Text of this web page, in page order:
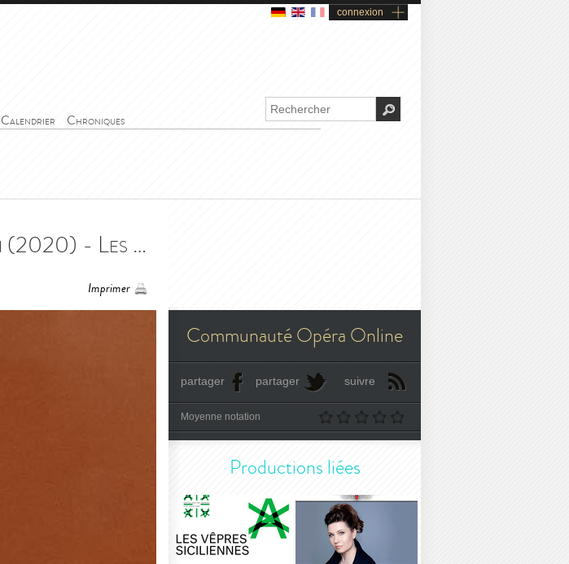
connexion
Calendrier Chroniques
Les vêpres siciliennes - Opéra de Zürich (2020) - Les vêpres siciliennes (I vespri siciliani) - Opernhaus Zürich (2020)
Imprimer
Communauté Opéra Online
partager partager suivre
Moyenne notation
Productions liées